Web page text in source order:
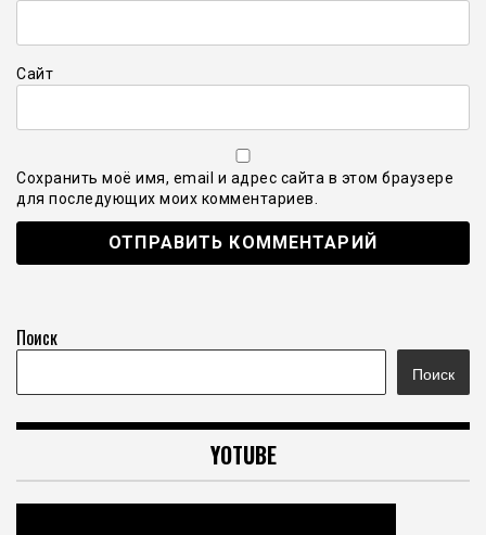
Сайт
Сохранить моё имя, email и адрес сайта в этом браузере
для последующих моих комментариев.
Поиск
Поиск
YOTUBE